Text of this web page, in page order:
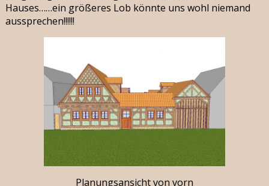
Hauses……ein größeres Lob könnte uns wohl niemand
aussprechen!!!!!!
Planungsansicht von vorn